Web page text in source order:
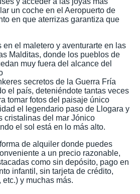
un coche en el Aeropuerto de
en que aterrizas garantiza que
en el maletero y aventurarte en las
Malditas, donde los pueblos de
muy fuera del alcance del
secretos de la Guerra Fría
el país, deteniéndote tantas veces
tomar fotos del paisaje único
el legendario paso de Llogara y
cristalinas del mar Jónico
el sol está en lo más alto.
de alquiler donde puedes
a un precio razonable,
como sin depósito, pago en
infantil, sin tarjeta de crédito,
y muchas más.